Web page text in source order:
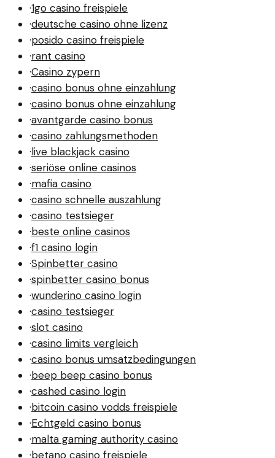
·1go casino freispiele
·deutsche casino ohne lizenz
·posido casino freispiele
·rant casino
·Casino zypern
·casino bonus ohne einzahlung
·casino bonus ohne einzahlung
·avantgarde casino bonus
·casino zahlungsmethoden
·live blackjack casino
·seriöse online casinos
·mafia casino
·casino schnelle auszahlung
·casino testsieger
·beste online casinos
·f1 casino login
·Spinbetter casino
·spinbetter casino bonus
·wunderino casino login
·casino testsieger
·slot casino
·casino limits vergleich
·casino bonus umsatzbedingungen
·beep beep casino bonus
·cashed casino login
·bitcoin casino vodds freispiele
·Echtgeld casino bonus
·malta gaming authority casino
·betano casino freispiele